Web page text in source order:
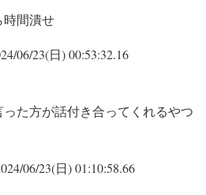
時間潰せ
06/23(日) 00:53:32.16
た方が話付き合ってくれるやつ
06/23(日) 01:10:58.66